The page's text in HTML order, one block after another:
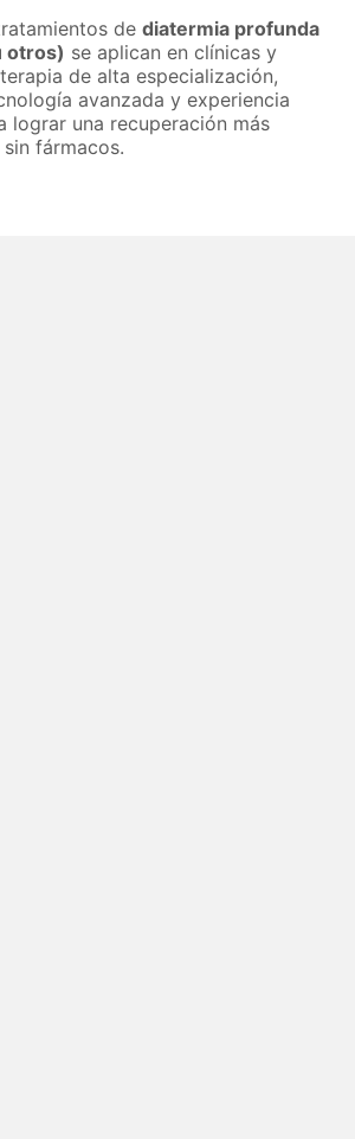
de diatermia profunda
otros) se aplican en clínicas y
de alta especialización,
avanzada y experiencia
lograr una recuperación más
fármacos.